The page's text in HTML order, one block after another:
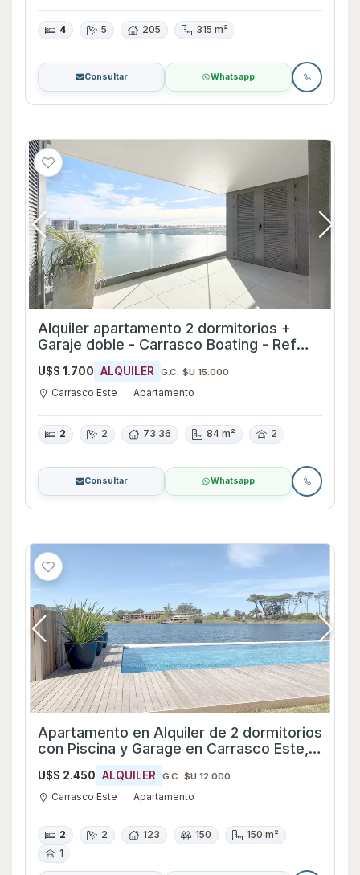
4 5 205 315 m²
Consultar Whatsapp
Alquiler apartamento 2 dormitorios +
Garaje doble - Carrasco Boating - Ref
U$S 1.700 ALQUILER G.C. $U 15.000
Carrasco Este Apartamento
2 2 73.36 84 m² 2
Consultar Whatsapp
Apartamento en Alquiler de 2 dormitorios
con Piscina y Garage en Carrasco Este,
Montevideo
U$S 2.450 ALQUILER G.C. $U 12.000
Carrasco Este Apartamento
2 2 123 150
150 m²
1